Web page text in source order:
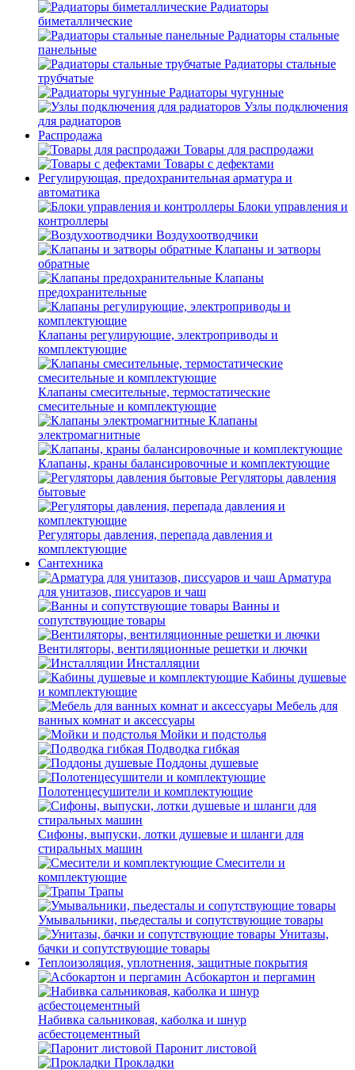
Радиаторы
биметаллические
Радиаторы стальные
панельные
Радиаторы стальные
трубчатые
Радиаторы чугунные
Узлы подключения
для радиаторов
Распродажа
Товары для распродажи
Товары с дефектами
Регулирующая, предохранительная арматура и
автоматика
Блоки управления и
контроллеры
Воздухоотводчики
Клапаны и затворы
обратные
Клапаны
предохранительные
Клапаны регулирующие, электроприводы и
комплектующие
Клапаны смесительные, термостатические
смесительные и комплектующие
Клапаны
электромагнитные
Клапаны, краны балансировочные и комплектующие
Регуляторы давления
бытовые
Регуляторы давления, перепада давления и
комплектующие
Сантехника
Арматура
для унитазов, писсуаров и чаш
Ванны и
сопутствующие товары
Вентиляторы, вентиляционные решетки и лючки
Инсталляции
Кабины душевые
и комплектующие
Мебель для
ванных комнат и аксессуары
Мойки и подстолья
Подводка гибкая
Поддоны душевые
Полотенцесушители и комплектующие
Сифоны, выпуски, лотки душевые и шланги для
стиральных машин
Смесители и
комплектующие
Трапы
Умывальники, пьедесталы и сопутствующие товары
Унитазы,
бачки и сопутствующие товары
Теплоизоляция, уплотнения, защитные покрытия
Асбокартон и пергамин
Набивка сальниковая, каболка и шнур
асбестоцементный
Паронит листовой
Прокладки